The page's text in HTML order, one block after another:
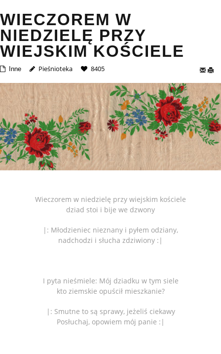
WIECZOREM W
NIEDZIELĘ PRZY
WIEJSKIM KOŚCIELE
Inne Pieśnioteka 8405
Wieczorem w niedzielę przy wiejskim kościele
dziad stoi i bije we dzwony
|: Młodzieniec nieznany i pyłem odziany,
nadchodzi i słucha zdziwiony :|
I pyta nieśmiele: Mój dziadku w tym siele
kto ziemskie opuścił mieszkanie?
|: Smutne to są sprawy, jeżeliś ciekawy
Posłuchaj, opowiem mój panie :|